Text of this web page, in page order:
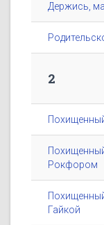
Держись,
2
Рокфором
Гайкой